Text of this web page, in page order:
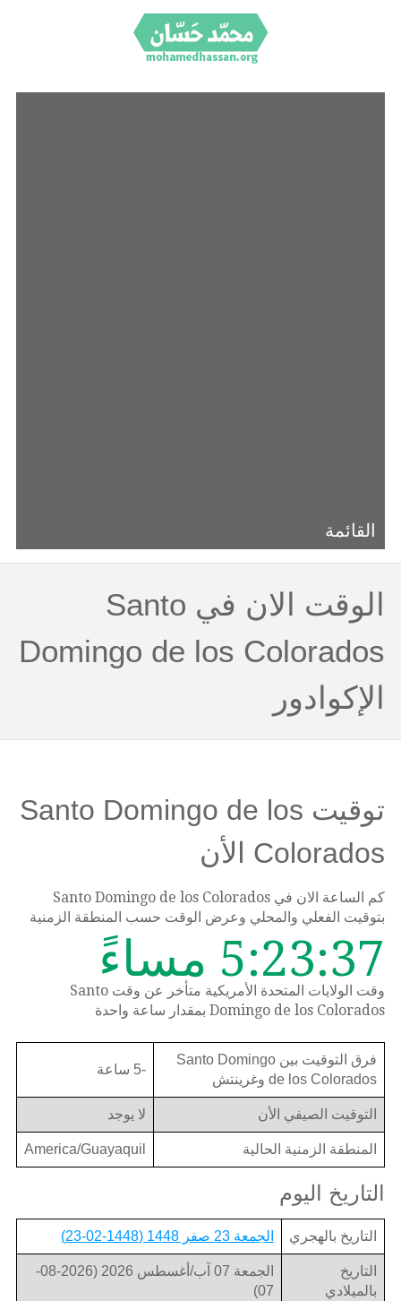
القائمة
الوقت الان في Santo
Domingo de los Colorados
الإكوادور
توقيت Santo Domingo de los
Colorados الأن
كم الساعة الان في Santo Domingo de los Colorados
بتوقيت الفعلي والمحلي وعرض الوقت حسب المنطقة الزمنية
5:23:37 مساءً
وقت الولايات المتحدة الأمريكية متأخر عن وقت Santo
Domingo de los Colorados بمقدار ساعة واحدة
فرق التوقيت بين Santo Domingo
de los Colorados وغرينتش
-5 ساعة
التوقيت الصيفي الأن لا يوجد
المنطقة الزمنية الحالية America/Guayaquil
التاريخ اليوم
التاريخ بالهجري الجمعة 23 صفر 1448 (1448-02-23)
التاريخ
بالميلادي
الجمعة 07 آب/أغسطس 2026 (2026-08-
07)